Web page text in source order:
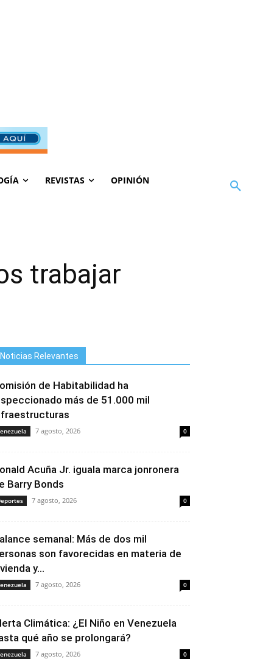
REVISTAS OPINIÓN
trabajar
Noticias Relevantes
de Habitabilidad ha
más de 51.000 mil
7 agosto, 2026 0
Acuña Jr. iguala marca jonronera
Barry Bonds
7 agosto, 2026 0
semanal: Más de dos mil
son favorecidas en materia de
y...
7 agosto, 2026 0
Climática: ¿El Niño en Venezuela
qué año se prolongará?
7 agosto, 2026 0